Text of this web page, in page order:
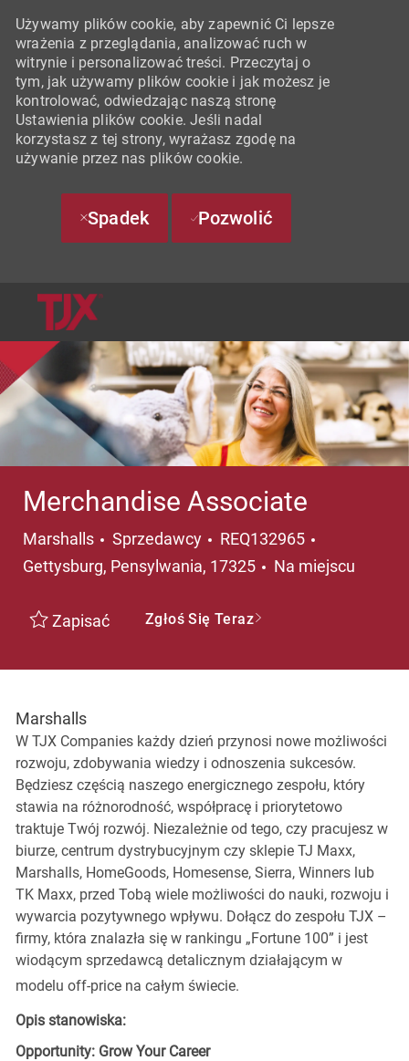
Używamy plików cookie, aby zapewnić Ci lepsze
wrażenia z przeglądania, analizować ruch w
witrynie i personalizować treści. Przeczytaj o
tym, jak używamy plików cookie i jak możesz je
kontrolować, odwiedzając naszą stronę
Ustawienia plików cookie. Jeśli nadal
korzystasz z tej strony, wyrażasz zgodę na
używanie przez nas plików cookie.
Spadek Pozwolić
Merchandise Associate
Marshalls Kategoria
Sprzedawcy REQ132965
Gettysburg, Pensylwania, 17325
Na miejscu
Zapisać Zgłoś Się Teraz
Marshalls
W TJX Companies każdy dzień przynosi nowe możliwości
rozwoju, zdobywania wiedzy i odnoszenia sukcesów.
Będziesz częścią naszego energicznego zespołu, który
stawia na różnorodność, współpracę i priorytetowo
traktuje Twój rozwój. Niezależnie od tego, czy pracujesz w
biurze, centrum dystrybucyjnym czy sklepie TJ Maxx,
Marshalls, HomeGoods, Homesense, Sierra, Winners lub
TK Maxx, przed Tobą wiele możliwości do nauki, rozwoju i
wywarcia pozytywnego wpływu. Dołącz do zespołu TJX –
firmy, która znalazła się w rankingu „Fortune 100” i jest
wiodącym sprzedawcą detalicznym działającym w
modelu off-price na całym świecie.
Opis stanowiska:
Opportunity: Grow Your Career